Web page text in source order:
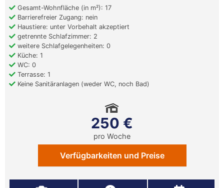
Gesamt-Wohnfläche (in m²): 17
Barrierefreier Zugang: nein
Haustiere: unter Vorbehalt akzeptiert
getrennte Schlafzimmer: 2
weitere Schlafgelegenheiten: 0
Küche: 1
WC: 0
Terrasse: 1
Keine Sanitäranlagen (weder WC, noch Bad)
250 €
pro Woche
Verfügbarkeiten und Preise